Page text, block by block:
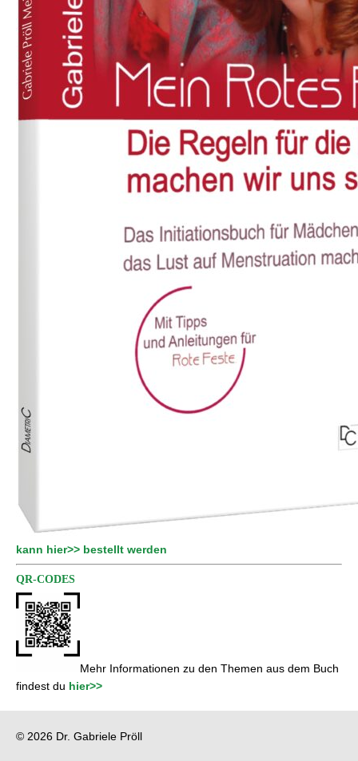
kann hier>> bestellt werden
QR-CODES
Mehr Informationen zu den Themen aus dem Buch
findest du hier>>
© 2026 Dr. Gabriele Pröll